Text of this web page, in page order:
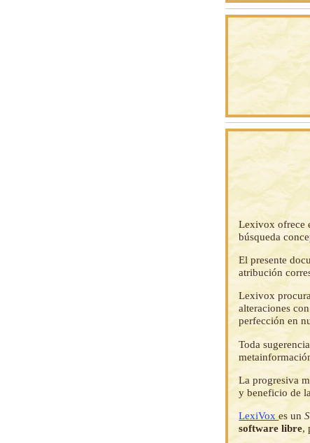
Lexivox ofrece
búsqueda
El presente
atribución
Lexivox
alteraciones
perfección en
Toda
La progresiva
y beneficio de
LexiVoxes un
software libre,